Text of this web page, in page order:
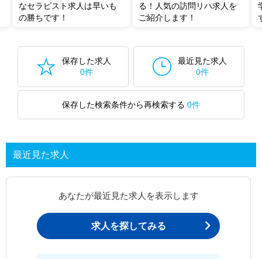
なセラピスト求人は早いも
の勝ちです！
る！人気の訪問リハ求人を
ご紹介します！
保存した求人
0件
最近見た求人
0件
保存した検索条件から再検索する 0件
最近見た求人
あなたが最近見た求人を表示します
求人を探してみる